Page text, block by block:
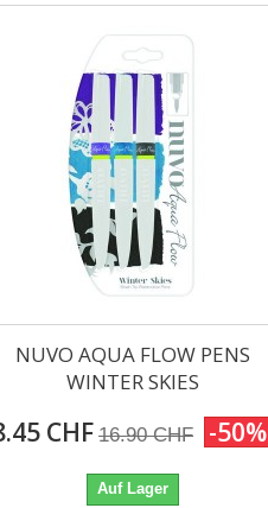
NUVO AQUA FLOW PENS
WINTER SKIES
CHF 16.90 CHF -50%
Auf Lager